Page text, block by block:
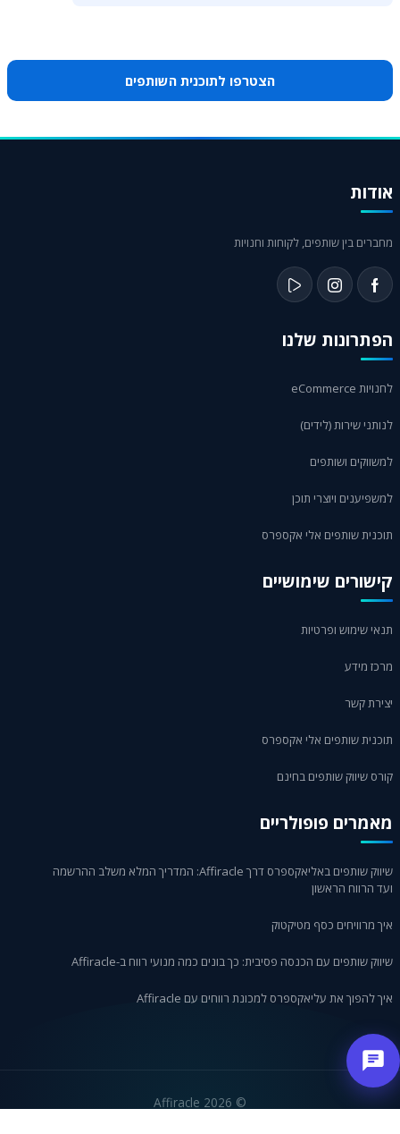
הצטרפו לתוכנית השותפים
אודות
מחברים בין שותפים, לקוחות וחנויות
הפתרונות שלנו
לחנויות eCommerce
לנותני שירות (לידים)
למשווקים ושותפים
למשפיענים ויוצרי תוכן
תוכנית שותפים אלי אקספרס
קישורים שימושיים
תנאי שימוש ופרטיות
מרכז מידע
יצירת קשר
תוכנית שותפים אלי אקספרס
קורס שיווק שותפים בחינם
מאמרים פופולריים
שיווק שותפים באליאקספרס דרך Affiracle: המדריך המלא משלב ההרשמה
ועד הרווח הראשון
איך מרוויחים כסף מטיקטוק
שיווק שותפים עם הכנסה פסיבית: כך בונים כמה מנועי רווח ב-Affiracle
איך להפוך את עליאקספרס למכונת רווחים עם Affiracle
©
2026 Affiracle